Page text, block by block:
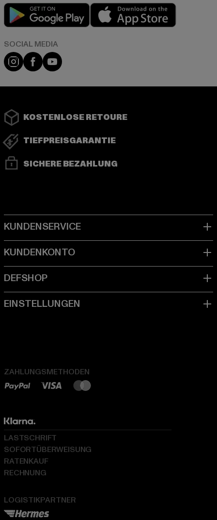
Play market
Instagram
FacebookYouTube
KOSTENLOSE RETOURE
TIEFPREISGARANTIE
SICHERE BEZAHLUNG
ZAHLUNGSMETHODEN
LOGISTIKPARTNER
LASTSCHRIFT
SOFORTÜBERWEISUNG
RATENKAUF
RECHNUNG